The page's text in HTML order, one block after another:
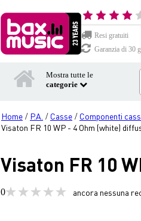
Resi gratuiti
Garanzia di 30
Mostra tutte le
categorie
Home / P.A. / Casse / Componenti
Visaton FR 10 WP - 4 Ohm (white)
Visaton FR 10
0 ancora nessuna